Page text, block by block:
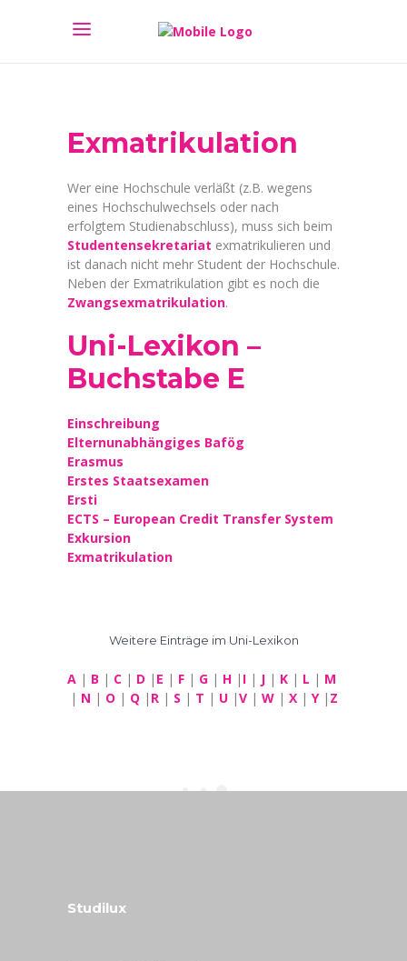
Exmatrikulation
Wer eine Hochschule verläßt (z.B. wegens
eines Hochschulwechsels oder nach
erfolgtem Studienabschluss), muss sich beim
Studentensekretariat exmatrikulieren und
ist danach nicht mehr Student der Hochschule.
Neben der Exmatrikulation gibt es noch die
Zwangsexmatrikulation.
Uni-Lexikon –
Buchstabe E
Einschreibung
Elternunabhängiges Bafög
Erasmus
Erstes Staatsexamen
Ersti
ECTS – European Credit Transfer System
Exkursion
Exmatrikulation
Weitere Einträge im Uni-Lexikon
A | B | C | D | E | F | G | H | I | J | K | L | M
| N | O | Q | R| S | T | U|V| W| X| Y| Z
Studilux